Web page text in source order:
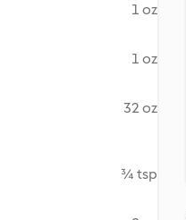
1 oz
1 oz
32 oz
¾ tsp